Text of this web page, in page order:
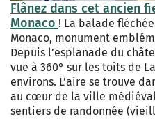
Flânez dans cet ancien
Monaco ! La balade
Monaco, monument
Depuis l’esplanade du
vue à 360° sur les toits de
environs. L’aire se trouve
au cœur de la ville
sentiers de randonnée